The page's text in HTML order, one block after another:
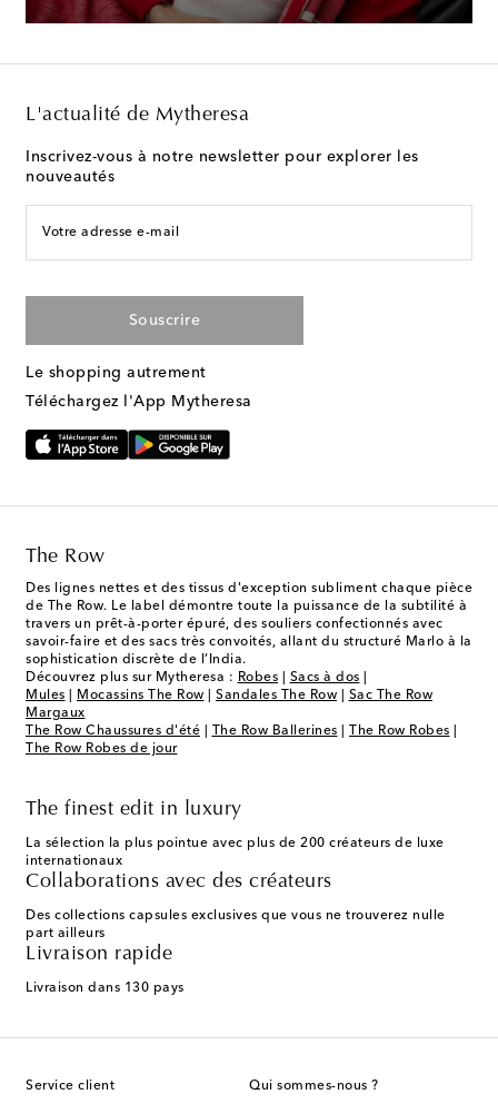
L'actualité de Mytheresa
Inscrivez-vous à notre newsletter pour explorer les
nouveautés
Votre adresse e-mail
Souscrire
Le shopping autrement
Téléchargez l'App Mytheresa
The Row
Des lignes nettes et des tissus d'exception subliment chaque pièce
de The Row. Le label démontre toute la puissance de la subtilité à
travers un prêt-à-porter épuré, des souliers confectionnés avec
savoir-faire et des sacs très convoités, allant du structuré Marlo à la
sophistication discrète de l’India.
Découvrez plus sur Mytheresa : Robes Sacs à dos
Mules
Mocassins The Row Sandales The Row
Sac The Row
Margaux
The Row Chaussures d'été
The Row Ballerines The Row Robes
The Row Robes de jour
The finest edit in luxury
La sélection la plus pointue avec plus de 200 créateurs de luxe
internationaux
Collaborations avec des créateurs
Des collections capsules exclusives que vous ne trouverez nulle
part ailleurs
Livraison rapide
Livraison dans 130 pays
Service client Qui sommes-nous ?